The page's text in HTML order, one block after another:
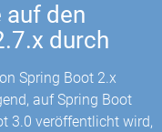
auf den
durch
Spring Boot 2.x
auf Spring Boot
3.0 veröffentlicht wird,